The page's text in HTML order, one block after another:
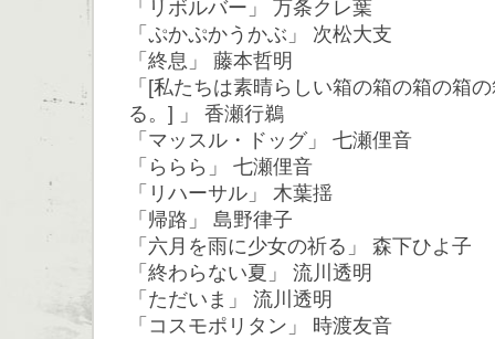
「リボルバー」 万条クレ葉
「ぷかぷかうかぶ」 次松大支
「終息」 藤本哲明
「[私たちは素晴らしい箱の箱の箱の箱
る。] 」 香瀬行鵜
「マッスル・ドッグ」 七瀬俚音
「ららら」 七瀬俚音
「リハーサル」 木葉揺
「帰路」 島野律子
「六月を雨に少女の祈る」 森下ひよ子
「終わらない夏」 流川透明
「ただいま」 流川透明
「コスモポリタン」 時渡友音